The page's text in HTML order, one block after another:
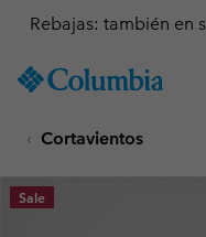
TO
SKIP
MAIN
NAV
Rebajas: también en
Cortavientos
Sale